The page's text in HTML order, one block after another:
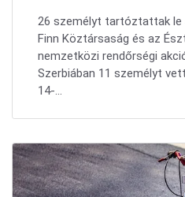
26 személyt tartóztattak le
Finn Köztársaság és az
nemzetközi rendőrségi
Szerbiában 11 személyt
14-...